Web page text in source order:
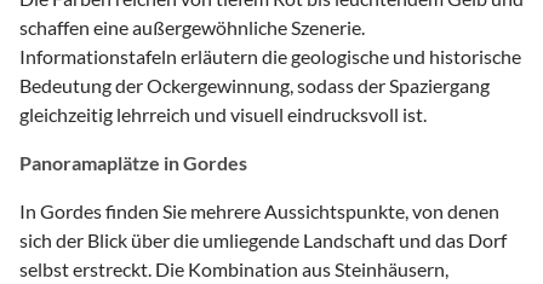
schaffen eine außergewöhnliche Szenerie.
Informationstafeln erläutern die geologische und historische
Bedeutung der Ockergewinnung, sodass der Spaziergang
gleichzeitig lehrreich und visuell eindrucksvoll ist.
Panoramaplätze in Gordes
In Gordes finden Sie mehrere Aussichtspunkte, von denen
sich der Blick über die umliegende Landschaft und das Dorf
selbst erstreckt. Die Kombination aus Steinhäusern,